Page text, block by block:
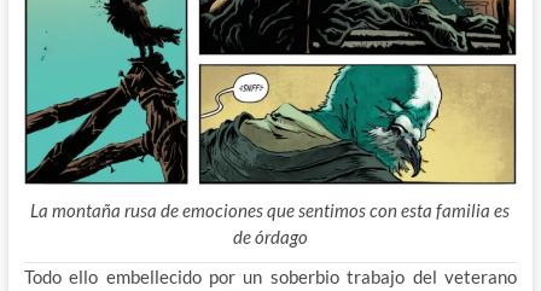
La montaña rusa de emociones que sentimos con esta familia es
de órdago
Todo ello embellecido por un soberbio trabajo del veterano